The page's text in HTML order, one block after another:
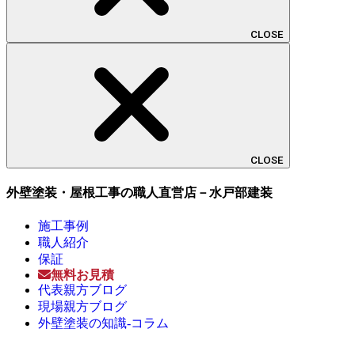
CLOSE
CLOSE
外壁塗装・屋根工事の職人直営店－水戸部建装
施工事例
職人紹介
保証
無料お見積
代表親方ブログ
現場親方ブログ
外壁塗装の知識-コラム